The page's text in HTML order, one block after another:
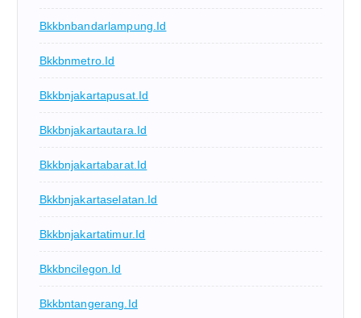
Bkkbnbandarlampung.id
Bkkbnmetro.id
Bkkbnjakartapusat.id
Bkkbnjakartautara.id
Bkkbnjakartabarat.id
Bkkbnjakartaselatan.id
Bkkbnjakartatimur.id
Bkkbncilegon.id
Bkkbntangerang.id